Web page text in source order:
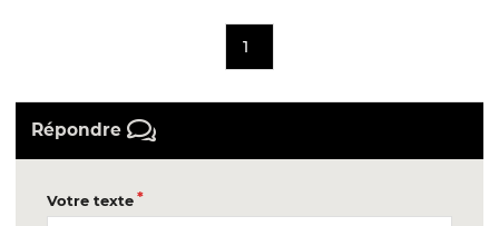
1
Répondre
Votre texte